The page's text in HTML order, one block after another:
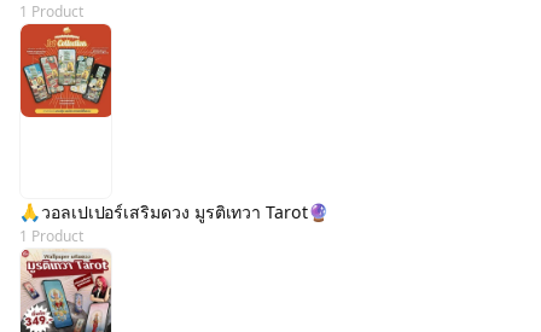
1 Product
🙏วอลเปเปอร์เสริมดวง มูรติเทวา Tarot🔮
1 Product